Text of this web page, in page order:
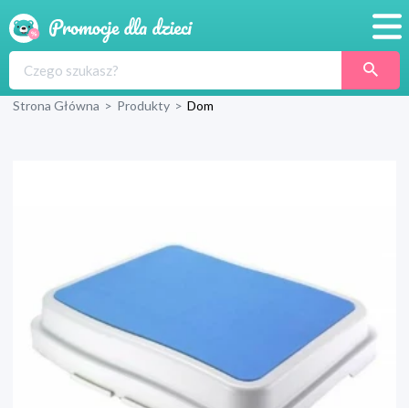
Produkty
Wyprawka
Strona Główna > Produkty > Dom